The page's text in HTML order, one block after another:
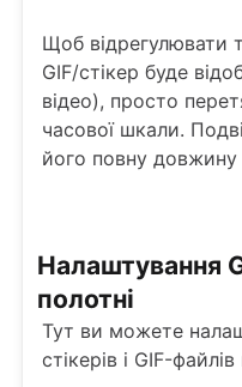
Щоб відрегулювати
GIF/стікер буде
відео), просто
часової шкали.
його повну довжину
Налаштування
полотні
Тут ви можете
стікерів і GIF-